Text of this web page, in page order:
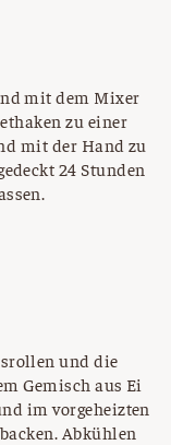
mit dem Mixer
zu einer
mit der Hand zu
24 Stunden
und die
Gemisch aus Ei
im vorgeheizten
Abkühlen